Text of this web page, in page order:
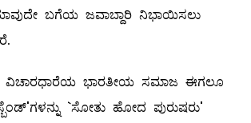
ಬಗೆಯ ಜವಾಬ್ದಾರಿ ನಿಭಾಯಿಸಲು
ಭಾರತೀಯ ಸಮಾಜ ಈಗಲೂ
`ಸೋತು ಹೋದ ಪುರುಷರು'